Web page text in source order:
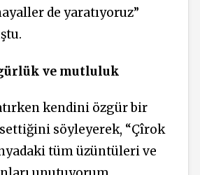
de yaratıyoruz”
ve mutluluk
kendini özgür bir
söyleyerek, “Çîrok
tüm üzüntüleri ve